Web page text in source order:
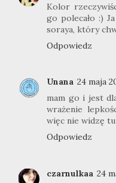
Kolor
go polecało :)
soraya, który
Odpowiedz
Unana 24 maja
mam go i jest
wrażenie
więc nie widzę
Odpowiedz
czarnulkaa 24